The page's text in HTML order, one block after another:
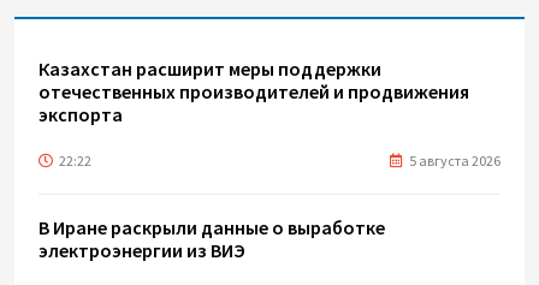
Казахстан расширит меры поддержки
отечественных производителей и продвижения
экспорта
22:22 5 августа 2026
В Иране раскрыли данные о выработке
электроэнергии из ВИЭ